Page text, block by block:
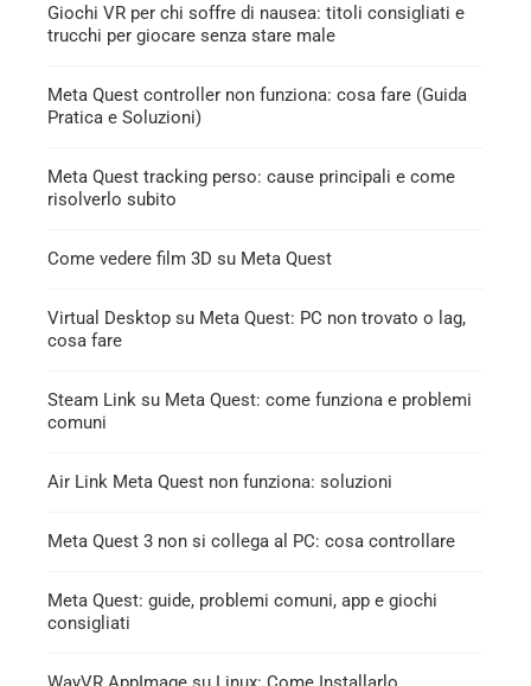
Giochi VR per chi soffre di nausea: titoli consigliati e
trucchi per giocare senza stare male
Meta Quest controller non funziona: cosa fare (Guida
Pratica e Soluzioni)
Meta Quest tracking perso: cause principali e come
risolverlo subito
Come vedere film 3D su Meta Quest
Virtual Desktop su Meta Quest: PC non trovato o lag,
cosa fare
Steam Link su Meta Quest: come funziona e problemi
comuni
Air Link Meta Quest non funziona: soluzioni
Meta Quest 3 non si collega al PC: cosa controllare
Meta Quest: guide, problemi comuni, app e giochi
consigliati